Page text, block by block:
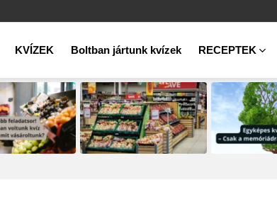
KVÍZEK Boltban jártunk kvízek RECEPTEK